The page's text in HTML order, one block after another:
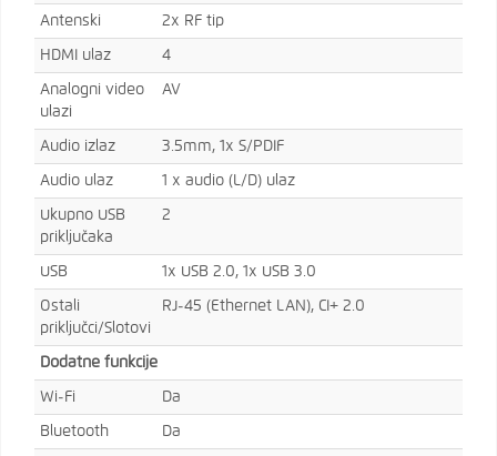
Antenski 2x RF tip
HDMI ulaz 4
Analogni video
ulazi
AV
Audio izlaz 3.5mm, 1x S/PDIF
Audio ulaz 1 x audio (L/D) ulaz
Ukupno USB
priključaka
2
USB 1x USB 2.0, 1x USB 3.0
Ostali
priključci/Slotovi
RJ-45 (Ethernet LAN), CI+ 2.0
Dodatne funkcije
Wi-Fi Da
Bluetooth Da